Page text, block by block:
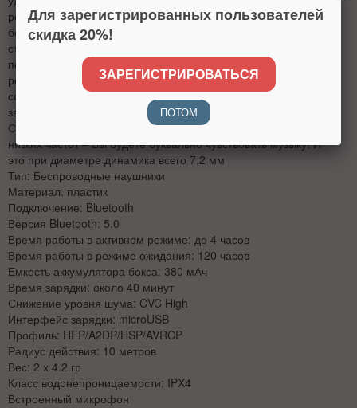
реализована система подавления помех, что обеспечивает
более чистый и четкий сигнал. Для совместимости с более
старыми моделями телефонов в наушниках реализована
поддержка более ранних версий Bluetooth. В наушниках
реализован стерео режим прослушивания музыки. Поэтому
создается эффект полного присутствия. При изготовлении
звук тщательно калибруется для обеспечения его чистоты.
Стоит отметить также идеальный бас и широкий диапазон
низких частот – Вы будете буквально чувствовать музыку! И
это при диаметре динамика всего 7,2 мм
Тип: Беспроводные наушники
Материал: пластик
Подключение: Bluetooth
Версия Bluetooth: 5.0
Время работы в активном режиме: до 4 часов
Время работы в режиме ожидания: 120 часов
Емкость аккумулятора бокса: 380 мАч
Время зарядки: около 40 минут
Снижение уровня шума: CVC High
Интерфейс зарядки: microUSB
Профиль: HFP/A2DP/HSP/AVRCP
Радиус действия: 10 метров
Вес: 2 х 4.2 гр
Класс водонепроницаемости: IPX4
Встроенный микрофон
Для зарегистрированных пользователей
скидка 20%!
ЗАРЕГИСТРИРОВАТЬСЯ
ПОТОМ